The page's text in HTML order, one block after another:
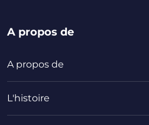
A propos de
A propos de
L'histoire